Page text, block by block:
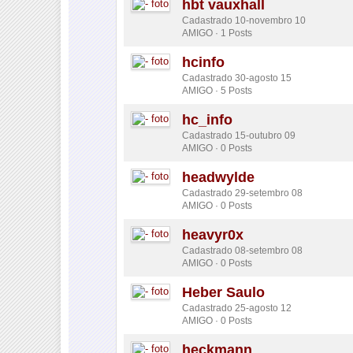
hbt vauxhall
Cadastrado 10-novembro 10
AMIGO · 1 Posts
hcinfo
Cadastrado 30-agosto 15
AMIGO · 5 Posts
hc_info
Cadastrado 15-outubro 09
AMIGO · 0 Posts
headwylde
Cadastrado 29-setembro 08
AMIGO · 0 Posts
heavyr0x
Cadastrado 08-setembro 08
AMIGO · 0 Posts
Heber Saulo
Cadastrado 25-agosto 12
AMIGO · 0 Posts
heckmann